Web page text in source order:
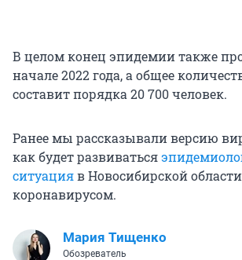
В целом конец эпидемии также
начале 2022 года, а общее
составит порядка 20 700 человек.
Ранее мы рассказывали версию
как будет развиваться
ситуацияв Новосибирской
коронавирусом.
Мария Тищенко
Обозреватель